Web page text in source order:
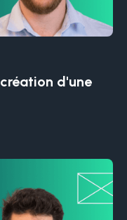
d'une